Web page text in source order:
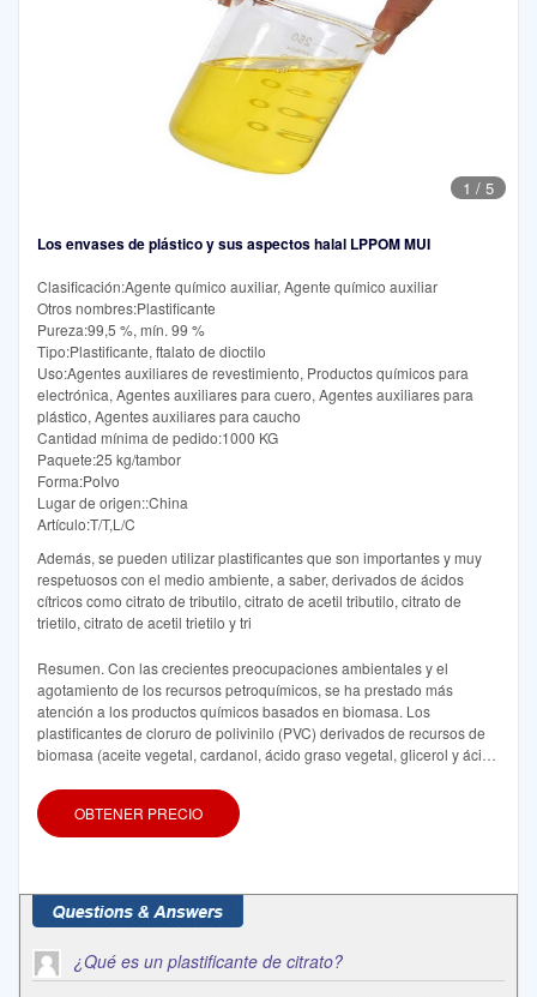
1 / 5
Los envases de plástico y sus aspectos halal LPPOM MUI
Clasificación:Agente químico auxiliar, Agente químico auxiliar
Otros nombres:Plastificante
Pureza:99,5 %, mín. 99 %
Tipo:Plastificante, ftalato de dioctilo
Uso:Agentes auxiliares de revestimiento, Productos químicos para
electrónica, Agentes auxiliares para cuero, Agentes auxiliares para
plástico, Agentes auxiliares para caucho
Cantidad mínima de pedido:1000 KG
Paquete:25 kg/tambor
Forma:Polvo
Lugar de origen::China
Artículo:T/T,L/C
Además, se pueden utilizar plastificantes que son importantes y muy
respetuosos con el medio ambiente, a saber, derivados de ácidos
cítricos como citrato de tributilo, citrato de acetil tributilo, citrato de
trietilo, citrato de acetil trietilo y tri
Resumen. Con las crecientes preocupaciones ambientales y el
agotamiento de los recursos petroquímicos, se ha prestado más
atención a los productos químicos basados en biomasa. Los
plastificantes de cloruro de polivinilo (PVC) derivados de recursos de
biomasa (aceite vegetal, cardanol, ácido graso vegetal, glicerol y ácido
plastificantes de o-ftalato basados en petróleo.
OBTENER PRECIO
¿Qué es un plastificante de citrato?